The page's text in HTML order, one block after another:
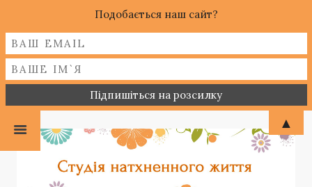
Подобається наш сайт?
▲